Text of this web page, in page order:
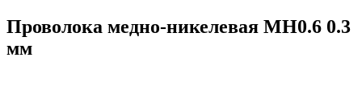
Проволока медно-никелевая МН0.6 0.3
мм